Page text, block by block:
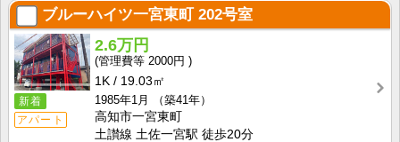
ブルーハイツ一宮東町 202号室
新着
アパート
2.6万円
2000円
1K
19.03㎡
1985年1月
（築41年）
高知市一宮東町
土讃線 土佐一宮駅 徒歩20分